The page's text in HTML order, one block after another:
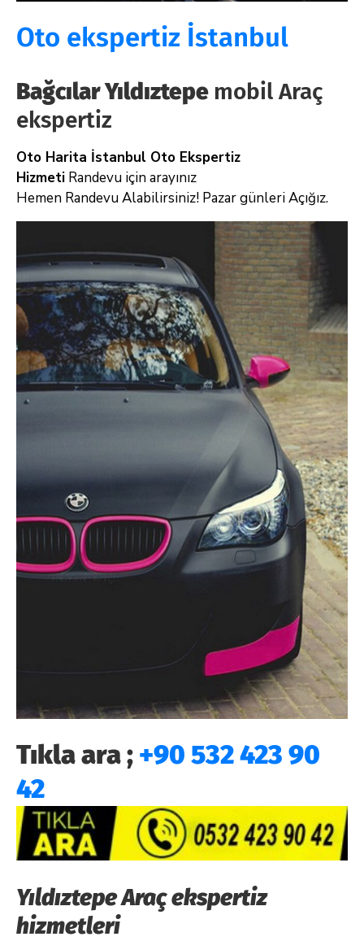
Oto ekspertiz İstanbul
Bağcılar Yıldıztepe mobil Araç
ekspertiz
Oto Harita İstanbul Oto Ekspertiz
Hizmeti Randevu için arayınız
Hemen Randevu Alabilirsiniz! Pazar günleri Açığız.
Tıkla ara ; +90 532 423 90
42
Yıldıztepe Araç ekspertiz
hizmetleri